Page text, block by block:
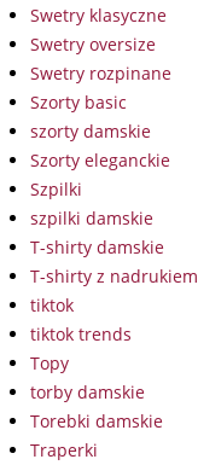
Swetry klasyczne
Swetry oversize
Swetry rozpinane
Szorty basic
szorty damskie
Szorty eleganckie
Szpilki
szpilki damskie
T-shirty damskie
T-shirty z nadrukiem
tiktok
tiktok trends
Topy
torby damskie
Torebki damskie
Traperki